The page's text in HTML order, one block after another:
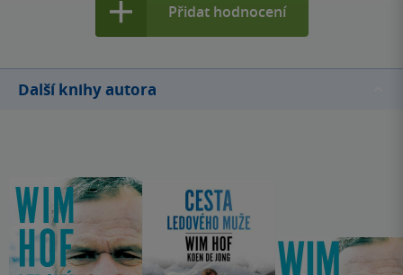
Přidat hodnocení
Další knihy autora